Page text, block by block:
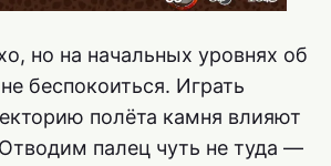
но на начальных уровнях об
беспокоиться. Играть
полёта камня влияют
палец чуть не туда —